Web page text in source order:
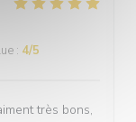
: 4/5
très bons,